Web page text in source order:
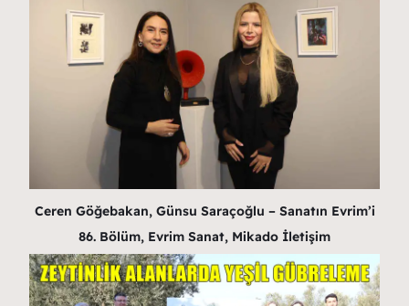
Ceren Göğebakan, Günsu Saraçoğlu – Sanatın Evrim’i
86. Bölüm, Evrim Sanat, Mikado İletişim